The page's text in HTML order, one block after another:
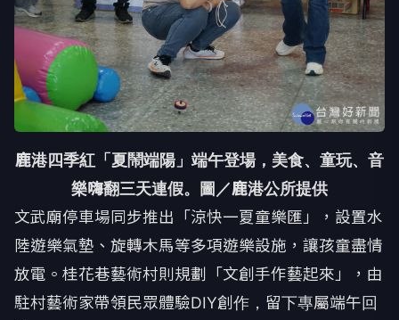
鹿港四季紅「夏鬧端陽」端午登場，美食、童玩、音
樂嗨翻三天連假。圖／鹿港公所提供
文武廟停車場同步推出「涼快一夏童樂匯」，設置水
陸遊樂氣墊、旋轉木馬等多項遊樂設施，讓孩童盡情
放電。桂花巷藝術村則規劃「文創手作藝起來」，由
駐村藝術家帶領民眾體驗DIY創作，留下專屬端午回